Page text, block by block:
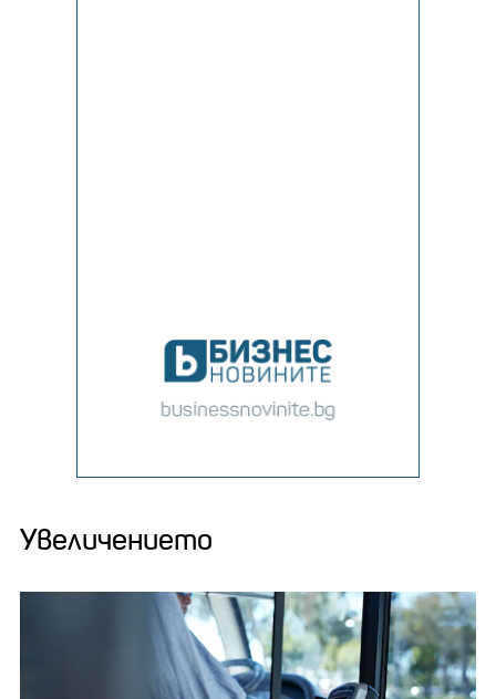
Увеличението